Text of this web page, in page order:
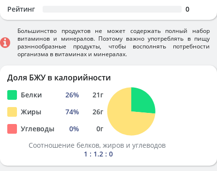
Рейтинг 0
Большинство продуктов не может содержать полный набор
витаминов и минералов. Поэтому важно употреблять в пищу
разннообразные продукты, чтобы восполнять потребности
организма в витаминах и минералах.
Доля БЖУ в калорийности
Белки 26% 21г
Жиры
74% 26г
Углеводы
0% 0г
Соотношение белков, жиров и углеводов
1 : 1.2 : 0